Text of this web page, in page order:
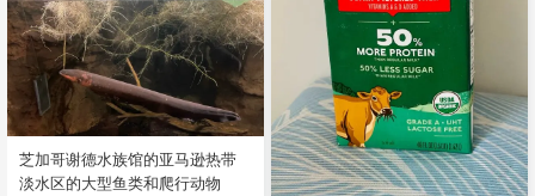
芝加哥谢德水族馆的亚马逊热带
淡水区的大型鱼类和爬行动物